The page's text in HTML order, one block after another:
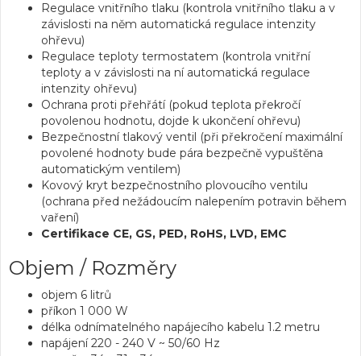
Regulace vnitřního tlaku (kontrola vnitřního tlaku a v
závislosti na něm automatická regulace intenzity
ohřevu)
Regulace teploty termostatem (kontrola vnitřní
teploty a v závislosti na ní automatická regulace
intenzity ohřevu)
Ochrana proti přehřátí (pokud teplota překročí
povolenou hodnotu, dojde k ukončení ohřevu)
Bezpečnostní tlakový ventil (při překročení maximální
povolené hodnoty bude pára bezpečně vypuštěna
automatickým ventilem)
Kovový kryt bezpečnostního plovoucího ventilu
(ochrana před nežádoucím nalepením potravin během
vaření)
Certifikace CE, GS, PED, RoHS, LVD, EMC
Objem / Rozměry
objem 6 litrů
příkon 1 000 W
délka odnímatelného napájecího kabelu 1.2 metru
napájení 220 - 240 V ~ 50/60 Hz